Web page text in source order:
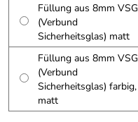
Füllung aus 8mm VSG
(Verbund
Sicherheitsglas) matt
Füllung aus 8mm VSG
(Verbund
Sicherheitsglas) farbig,
matt